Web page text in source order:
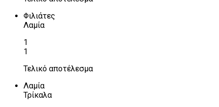
Φιλιάτες
Λαμία
1
1
Τελικό αποτέλεσμα
Λαμία
Τρίκαλα